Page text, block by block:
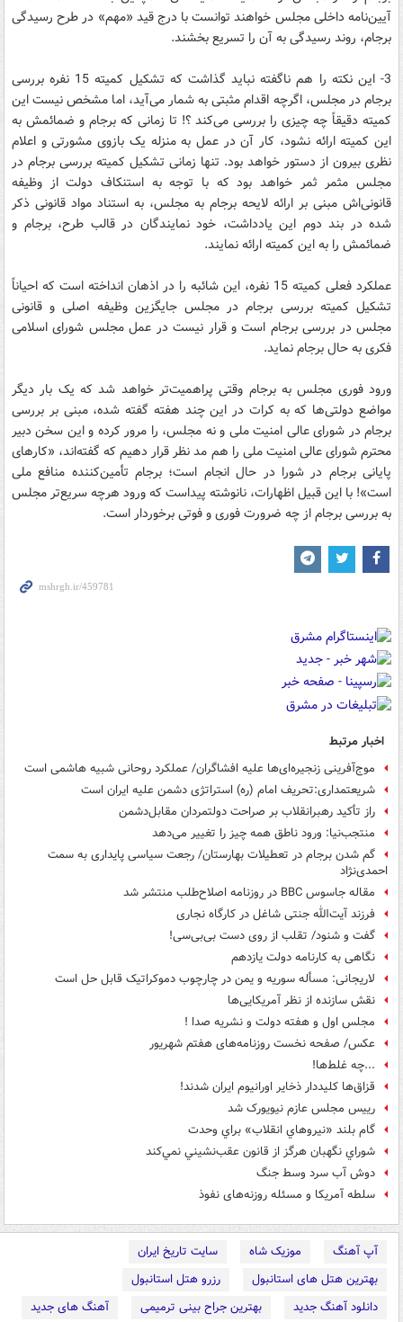
آیین‌نامه داخلی مجلس خواهند توانست با درج قید «مهم» در طرح رسیدگی
برجام، روند رسیدگی به آن را تسریع بخشند.
3- این نکته را هم ناگفته نباید گذاشت که تشکیل کمیته 15 نفره بررسی
برجام در مجلس، اگرچه اقدام مثبتی به شمار می‌آید، اما مشخص نیست این
کمیته دقیقاً چه چیزی را بررسی می‌کند ؟! تا زمانی که برجام و ضمائمش به
این کمیته ارائه نشود، کار آن در عمل به منزله یک بازوی مشورتی و اعلام
نظری بیرون از دستور خواهد بود. تنها زمانی تشکیل کمیته بررسی برجام در
مجلس مثمر ثمر خواهد بود که با توجه به استنکاف دولت از وظیفه
قانونی‌اش مبنی بر ارائه لایحه برجام به مجلس، به استناد مواد قانونی ذکر
شده در بند دوم این یادداشت، خود نمایندگان در قالب طرح، برجام و
ضمائمش را به این کمیته ارائه نمایند.
عملکرد فعلی کمیته 15 نفره، این شائبه را در اذهان انداخته است که احیاناً
تشکیل کمیته بررسی برجام در مجلس جایگزین وظیفه اصلی و قانونی
مجلس در بررسی برجام است و قرار نیست در عمل مجلس شورای اسلامی
فکری به حال برجام نماید.
ورود فوری مجلس به برجام وقتی پراهمیت‌تر خواهد شد که یک بار دیگر
مواضع دولتی‌ها که به کرات در این چند هفته گفته شده، مبنی بر بررسی
برجام در شورای عالی امنیت ملی و نه مجلس، را مرور کرده و این سخن دبیر
محترم شورای عالی امنیت ملی را هم مد نظر قرار دهیم که گفته‌اند، «کارهای
پایانی برجام در شورا در حال انجام است؛ برجام تأمین‌کننده منافع ملی
است»! با این قبیل اظهارات، نانوشته پیداست که ورود هرچه سریع‌تر مجلس
به بررسی برجام از چه ضرورت فوری و فوتی برخوردار است.
اخبار مرتبط
موج‌آفرینی زنجیره‌ای‌ها علیه افشاگران/ عملکرد روحانی شبیه هاشمی است
شریعتمداری:تحریف امام (ره) استراتژی دشمن علیه ایران است
راز تأکید رهبرانقلاب بر صراحت دولتمردان مقابل‌دشمن
منتجب‌نیا: ورود ناطق همه چیز را تغییر می‌دهد
گم شدن برجام در تعطیلات بهارستان/ رجعت سیاسی پایداری به سمت
احمدی‌نژاد
مقاله جاسوس BBC در روزنامه اصلاح‌طلب منتشر شد
فرزند آیت‌الله جنتی شاغل در کارگاه نجاری
گفت و شنود/ تقلب از روی دست بی‌بی‌سی!
نگاهی به کارنامه دولت یازدهم
لاریجانی: مسأله سوریه و یمن در چارچوب دموکراتیک قابل حل است
نقش سازنده از نظر آمریکایی‌ها
مجلس اول و هفته دولت و نشريه صدا !
عکس/ صفحه نخست روزنامه‌های هفتم شهریور
...چه غلط‌ها!
قزاق‌ها کلیددار ذخایر اورانیوم ایران شدند!
رییس مجلس عازم نیویورک شد
گام بلند «نيروهاي انقلاب» براي وحدت
شوراي نگهبان هرگز از قانون عقب‌نشيني نمي‌كند
دوش آب سرد وسط جنگ
سلطه آمریکا و مسئله روزنه‌های نفوذ
آپ آهنگ موزیک شاه
سایت تاریخ ایران
بهترین هتل های استانبول
رزرو هتل استانبول
دانلود آهنگ جدید
بهترین جراح بینی ترمیمی
آهنگ های جدید